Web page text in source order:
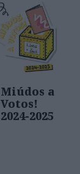
Miúdos a
Votos!
2024-2025